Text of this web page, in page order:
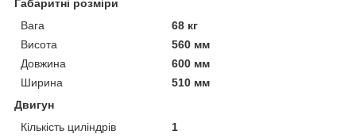
Габаритні розміри
Вага
68 кг
Висота
560 мм
Довжина
600 мм
Ширина
510 мм
Двигун
Кількість циліндрів
1